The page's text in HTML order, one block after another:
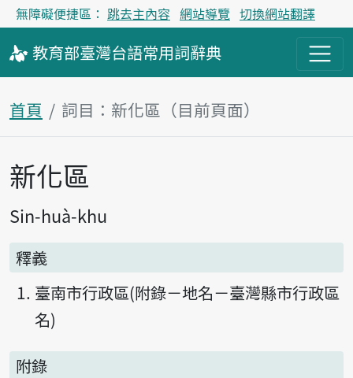
無障礙便捷區： 跳去主內容 網站導覽 切換網站翻譯
教育部臺灣台語常用詞辭典
首頁 詞目：新化區（目前頁面）
主內容區塊
新化區
Sin-huà-khu
釋義
臺南市行政區(附錄－地名－臺灣縣市行政區
名)
附錄